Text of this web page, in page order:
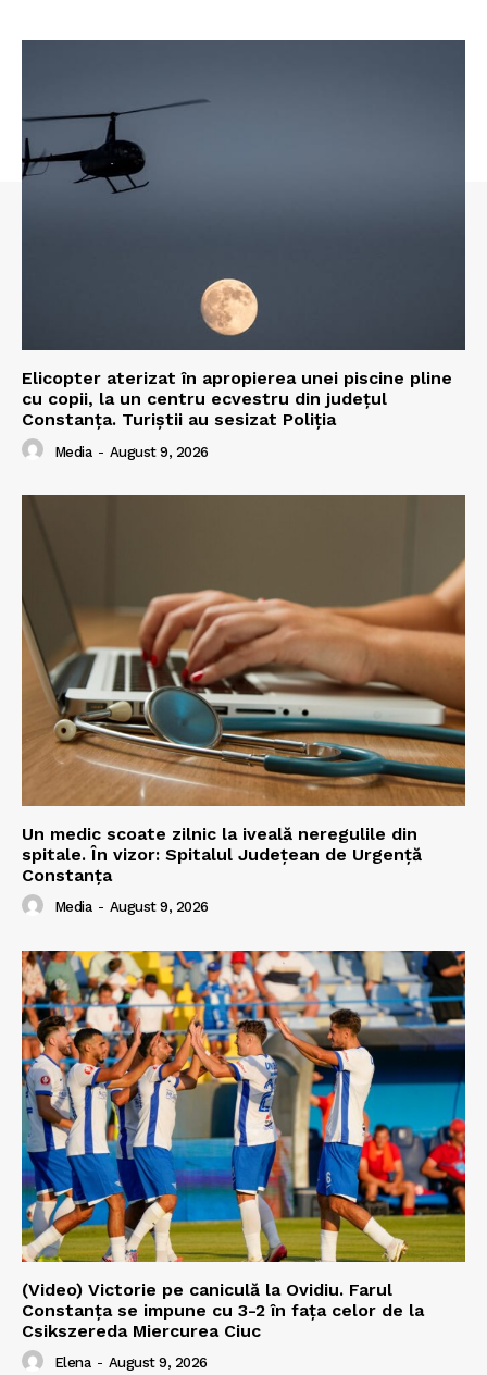
Elicopter aterizat în apropierea unei piscine pline
cu copii, la un centru ecvestru din județul
Constanța. Turiștii au sesizat Poliția
Media - August 9, 2026
Un medic scoate zilnic la iveală neregulile din
spitale. În vizor: Spitalul Județean de Urgență
Constanța
Media - August 9, 2026
(Video) Victorie pe caniculă la Ovidiu. Farul
Constanța se impune cu 3-2 în fața celor de la
Csikszereda Miercurea Ciuc
Elena - August 9, 2026